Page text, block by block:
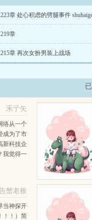
章 处心积虑的劈腿事件
章
章 再次女扮男装上战场
禾亍矢
络从一个
成为了市
新科技企
我觉得一
蟹老板
当神探开
！！）简